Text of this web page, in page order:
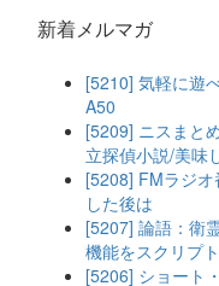
新着メルマガ
[5210] 気軽に遊
A50
[5209] ニスまと
立探偵小説/美味
[5208] FMラジ
した後は
[5207] 論語：衛
機能をスクリプ
[5206] ショート